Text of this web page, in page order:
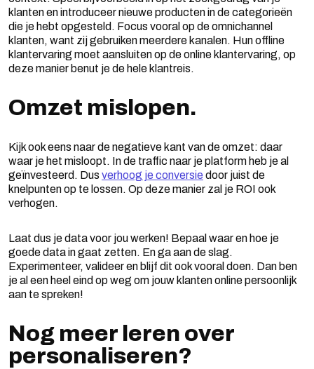
klanten en introduceer nieuwe producten in de categorieën
die je hebt opgesteld. Focus vooral op de omnichannel
klanten, want zij gebruiken meerdere kanalen. Hun offline
klantervaring moet aansluiten op de online klantervaring, op
deze manier benut je de hele klantreis.
Omzet mislopen.
Kijk ook eens naar de negatieve kant van de omzet: daar
waar je het misloopt. In de traffic naar je platform heb je al
geïnvesteerd. Dus verhoog je conversie door juist de
knelpunten op te lossen. Op deze manier zal je ROI ook
verhogen.
Laat dus je data voor jou werken! Bepaal waar en hoe je
goede data in gaat zetten. En ga aan de slag.
Experimenteer, valideer en blijf dit ook vooral doen. Dan ben
je al een heel eind op weg om jouw klanten online persoonlijk
aan te spreken!
Nog meer leren over
personaliseren?